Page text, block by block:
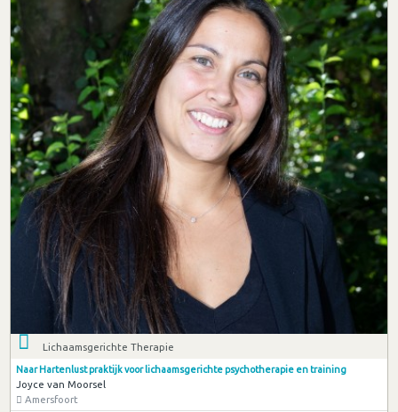
Lichaamsgerichte Therapie
Naar Hartenlust praktijk voor lichaamsgerichte psychotherapie en training
Joyce van Moorsel
Amersfoort